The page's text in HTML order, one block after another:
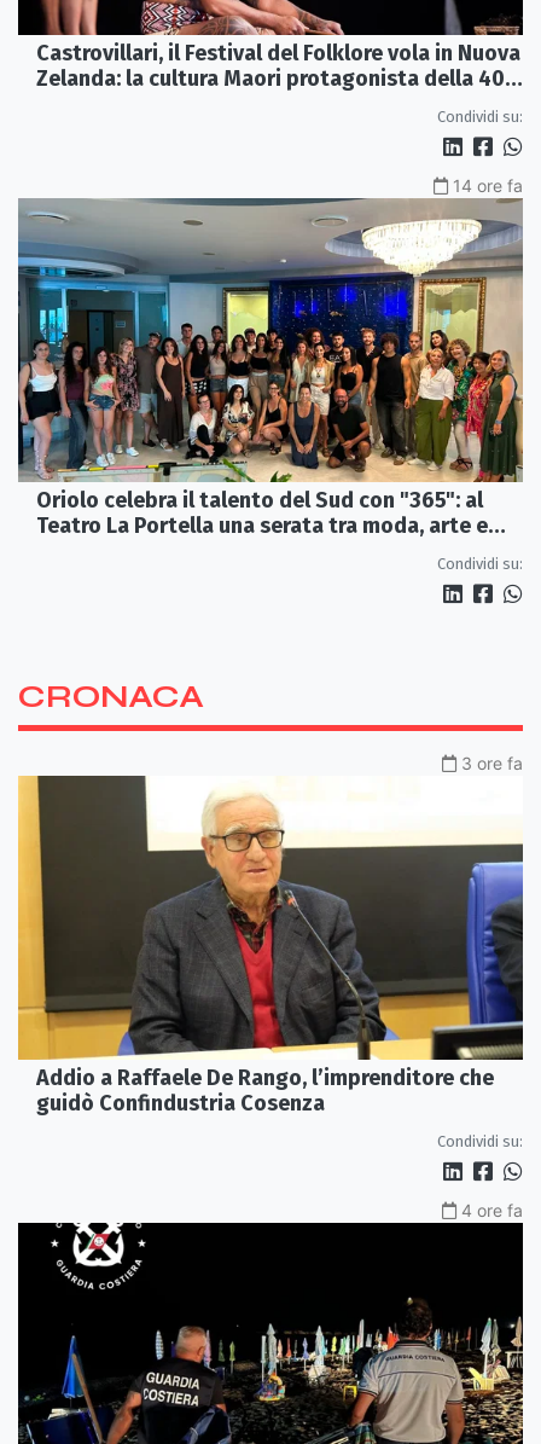
Castrovillari, il Festival del Folklore vola in Nuova
Zelanda: la cultura Maori protagonista della 40ª
Condividi su:
14 ore fa
Oriolo celebra il talento del Sud con "365": al
Teatro La Portella una serata tra moda, arte e
Condividi su:
CRONACA
3 ore fa
Addio a Raffaele De Rango, l’imprenditore che
guidò Confindustria Cosenza
Condividi su:
4 ore fa